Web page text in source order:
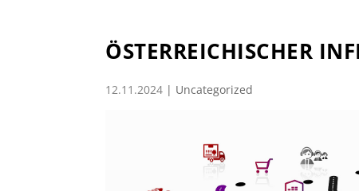
ÖSTERREICHISCHER
12.11.2024 | Uncategorized